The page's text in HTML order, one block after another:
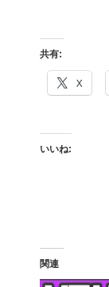
共有:
X
いいね:
関連